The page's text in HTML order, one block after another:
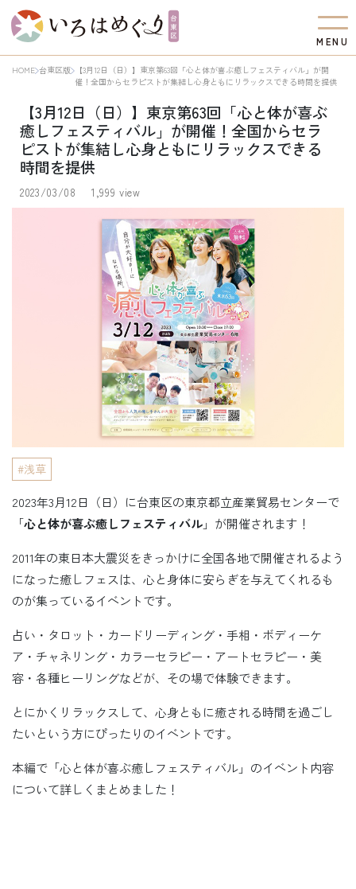
M EN U
HOME 台東区版
【3月12日（日）】東京第63回「心と体が喜ぶ癒しフェスティバル」が開
催！全国からセラピストが集結し心身ともにリラックスできる時間を提供
【3月12日（日）】東京第63回「心と体が喜ぶ
癒しフェスティバル」が開催！全国からセラ
ピストが集結し心身ともにリラックスできる
時間を提供
2023/03/08 1,999 view
浅草
2023年3月12日（日）に台東区の東京都立産業貿易センターで
「心と体が喜ぶ癒しフェスティバル」が開催されます！
2011年の東日本大震災をきっかけに全国各地で開催されるよう
になった癒しフェスは、心と身体に安らぎを与えてくれるも
のが集っているイベントです。
占い・タロット・カードリーディング・手相・ボディーケ
ア・チャネリング・カラーセラピー・アートセラピー・美
容・各種ヒーリングなどが、その場で体験できます。
とにかくリラックスして、心身ともに癒される時間を過ごし
たいという方にぴったりのイベントです。
本編で「心と体が喜ぶ癒しフェスティバル」のイベント内容
について詳しくまとめました！